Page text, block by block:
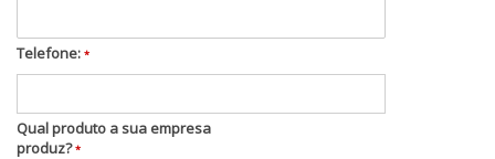
Telefone: *
Qual produto a sua empresa
produz?*